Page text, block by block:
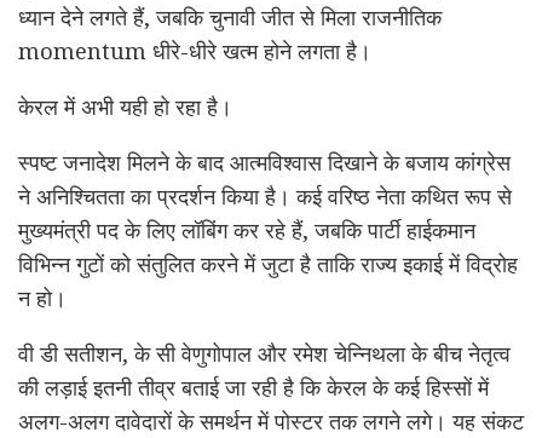
ध्यान देने लगते हैं, जबकि चुनावी जीत से मिला राजनीतिक
momentum धीरे-धीरे खत्म होने लगता है।
केरल में अभी यही हो रहा है।
स्पष्ट जनादेश मिलने के बाद आत्मविश्वास दिखाने के बजाय कांग्रेस
ने अनिश्चितता का प्रदर्शन किया है। कई वरिष्ठ नेता कथित रूप से
मुख्यमंत्री पद के लिए लॉबिंग कर रहे हैं, जबकि पार्टी हाईकमान
विभिन्न गुटों को संतुलित करने में जुटा है ताकि राज्य इकाई में विद्रोह
न हो।
वी डी सतीशन, के सी वेणुगोपाल और रमेश चेन्निथला के बीच नेतृत्व
की लड़ाई इतनी तीव्र बताई जा रही है कि केरल के कई हिस्सों में
अलग-अलग दावेदारों के समर्थन में पोस्टर तक लगने लगे। यह संकट